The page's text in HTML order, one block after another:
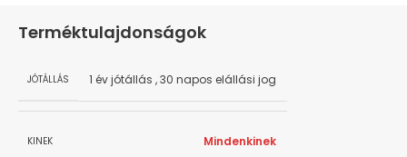
Terméktulajdonságok
JÓTÁLLÁS 1 év jótállás ,30 napos elállási jog
KINEK Mindenkinek